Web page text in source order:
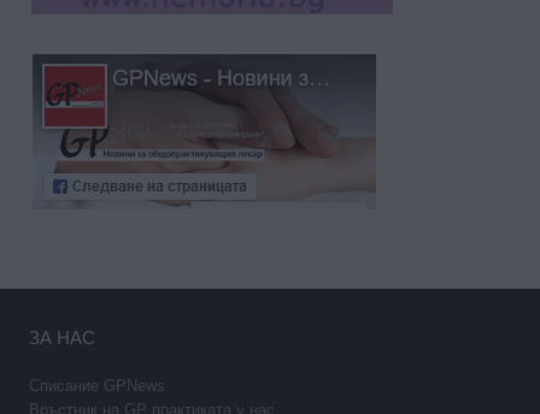
ЗА НАС
Списание GPNews
Връстник на GP практиката у нас